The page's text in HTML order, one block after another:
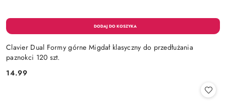
Clavier Dual Formy górne Migdał klasyczny do przedłużania
paznokci 120 szt.
Cena:
14.99